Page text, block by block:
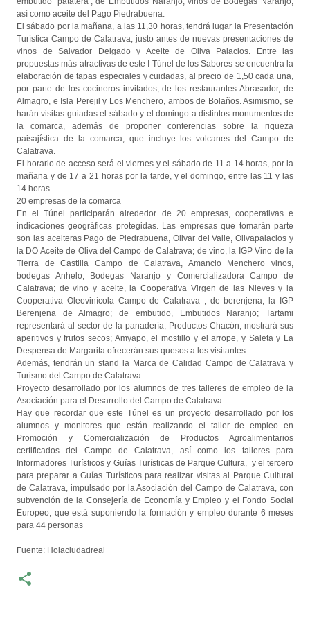
así como aceite del Pago Piedrabuena.
El sábado por la mañana, a las 11,30 horas, tendrá lugar la Presentación
Turística Campo de Calatrava, justo antes de nuevas presentaciones de
vinos de Salvador Delgado y Aceite de Oliva Palacios. Entre las
propuestas más atractivas de este I Túnel de los Sabores se encuentra la
elaboración de tapas especiales y cuidadas, al precio de 1,50 cada una,
por parte de los cocineros invitados, de los restaurantes Abrasador, de
Almagro, e Isla Perejil y Los Menchero, ambos de Bolaños. Asimismo, se
harán visitas guiadas el sábado y el domingo a distintos monumentos de
la comarca, además de proponer conferencias sobre la riqueza
paisajística de la comarca, que incluye los volcanes del Campo de
Calatrava.
El horario de acceso será el viernes y el sábado de 11 a 14 horas, por la
mañana y de 17 a 21 horas por la tarde, y el domingo, entre las 11 y las
14 horas.
20 empresas de la comarca
En el Túnel participarán alrededor de 20 empresas, cooperativas e
indicaciones geográficas protegidas. Las empresas que tomarán parte
son las aceiteras Pago de Piedrabuena, Olivar del Valle, Olivapalacios y
la DO Aceite de Oliva del Campo de Calatrava; de vino, la IGP Vino de la
Tierra de Castilla Campo de Calatrava, Amancio Menchero vinos,
bodegas Anhelo, Bodegas Naranjo y Comercializadora Campo de
Calatrava; de vino y aceite, la Cooperativa Virgen de las Nieves y la
Cooperativa Oleovinícola Campo de Calatrava ; de berenjena, la IGP
Berenjena de Almagro; de embutido, Embutidos Naranjo; Tartami
representará al sector de la panadería; Productos Chacón, mostrará sus
aperitivos y frutos secos; Amyapo, el mostillo y el arrope, y Saleta y La
Despensa de Margarita ofrecerán sus quesos a los visitantes.
Además, tendrán un stand la Marca de Calidad Campo de Calatrava y
Turismo del Campo de Calatrava.
Proyecto desarrollado por los alumnos de tres talleres de empleo de la
Asociación para el Desarrollo del Campo de Calatrava
Hay que recordar que este Túnel es un proyecto desarrollado por los
alumnos y monitores que están realizando el taller de empleo en
Promoción y Comercialización de Productos Agroalimentarios
certificados del Campo de Calatrava, así como los talleres para
Informadores Turísticos y Guías Turísticas de Parque Cultura, y el tercero
para preparar a Guías Turísticos para realizar visitas al Parque Cultural
de Calatrava, impulsado por la Asociación del Campo de Calatrava, con
subvención de la Consejería de Economía y Empleo y el Fondo Social
Europeo, que está suponiendo la formación y empleo durante 6 meses
para 44 personas
Fuente: Holaciudadreal